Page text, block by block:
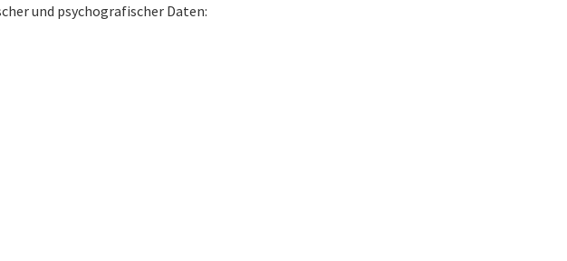
und psychografischer Daten: